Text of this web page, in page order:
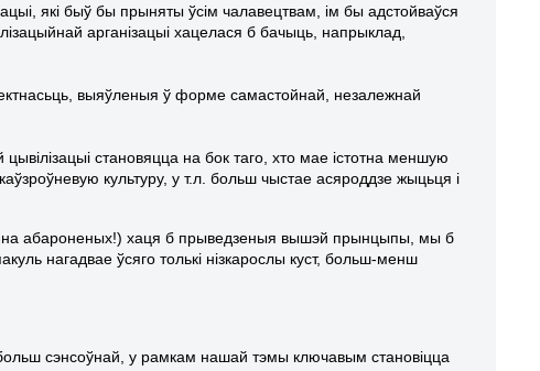
які быў бы прыняты ўсім чалавецтвам, ім бы адстойваўся
арганізацыі хацелася б бачыць, напрыклад,
выяўленыя ў форме самастойнай, незалежнай
становяцца на бок таго, хто мае істотна меншую
культуру, у т.л. больш чыстае асяроддзе жыцьця і
абароненых!) хаця б прыведзеныя вышэй прынцыпы, мы б
нагадвае ўсяго толькі нізкарослы куст, больш-менш
сэнсоўнай, у рамкам нашай тэмы ключавым становіцца